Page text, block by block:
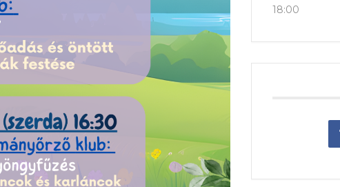
18:00